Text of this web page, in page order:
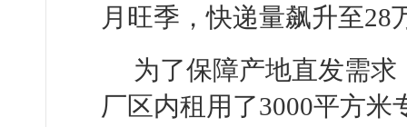
月旺季，快递量飙升至28
为了保障产地直发需
厂区内租用了3000平方